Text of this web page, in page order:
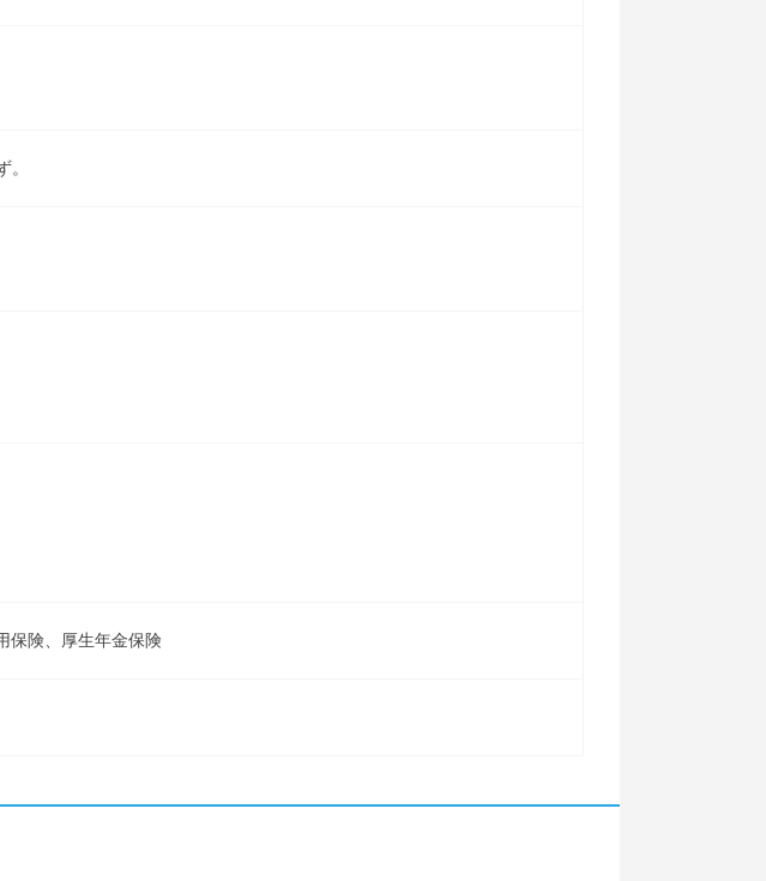
保険、厚生年金保険